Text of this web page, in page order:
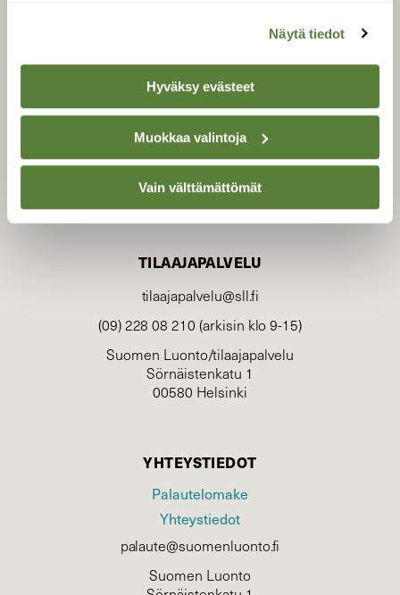
Näytä tiedot
Hyväksy evästeet
Muokkaa valintoja
Vain välttämättömät
luonnonsuojelu­liitto.
TILAAJAPALVELU
tilaajapalvelu@sll.fi
(09) 228 08 210 (arkisin klo 9-15)
Suomen Luonto/tilaajapalvelu
Sörnäistenkatu 1
00580 Helsinki
YHTEYSTIEDOT
Palautelomake
Yhteystiedot
palaute@suomenluonto.fi
Suomen Luonto